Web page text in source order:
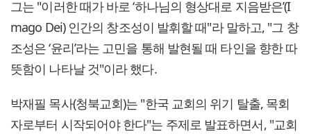
그는 "이러한 때가 바로 ‘하나님의 형상대로 지음받은’(I
mago Dei) 인간의 창조성이 발휘할 때"라 말하고, "그 창
조성은 ‘윤리’라는 고민을 통해 발현될 때 타인을 향한 따
뜻함이 나타날 것"이라 했다.
박재필 목사(청북교회)는 "한국 교회의 위기 탈출, 목회
자로부터 시작되어야 한다"는 주제로 발표하면서, "교회